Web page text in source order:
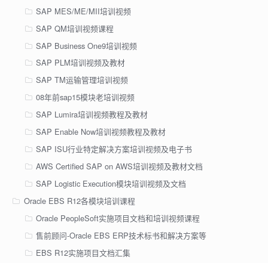
SAP MES/ME/MII培训视频
SAP QM培训视频课程
SAP Business One9培训视频
SAP PLM培训视频及教材
SAP TM运输管理培训视频
08年前sap15模块老培训视频
SAP Lumira培训视频教程及教材
SAP Enable Now培训视频教程及教材
SAP ISU行业特定解决方案培训视频及电子书
AWS Certified SAP on AWS培训视频及教材文档
SAP Logistic Execution模块培训视频及文档
Oracle EBS R12各模块培训课程
Oracle PeopleSoft实施项目文档和培训视频课程
售前顾问-Oracle EBS ERP技术标书和解决方案等
EBS R12实施项目文档汇集